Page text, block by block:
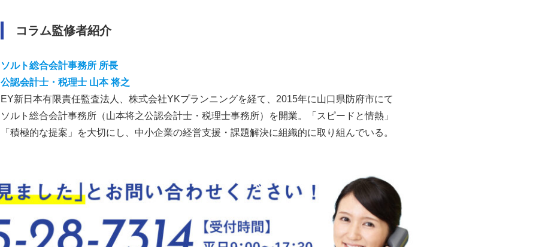
コラム監修者紹介
ソルト総合会計事務所 所長
公認会計士・税理士 山本 将之
EY新日本有限責任監査法人、株式会社YKプランニングを経て、2015年に山口県防府市にて
ソルト総合会計事務所（山本将之公認会計士・税理士事務所）を開業。「スピードと情熱」
「積極的な提案」を大切にし、中小企業の経営支援・課題解決に組織的に取り組んでいる。